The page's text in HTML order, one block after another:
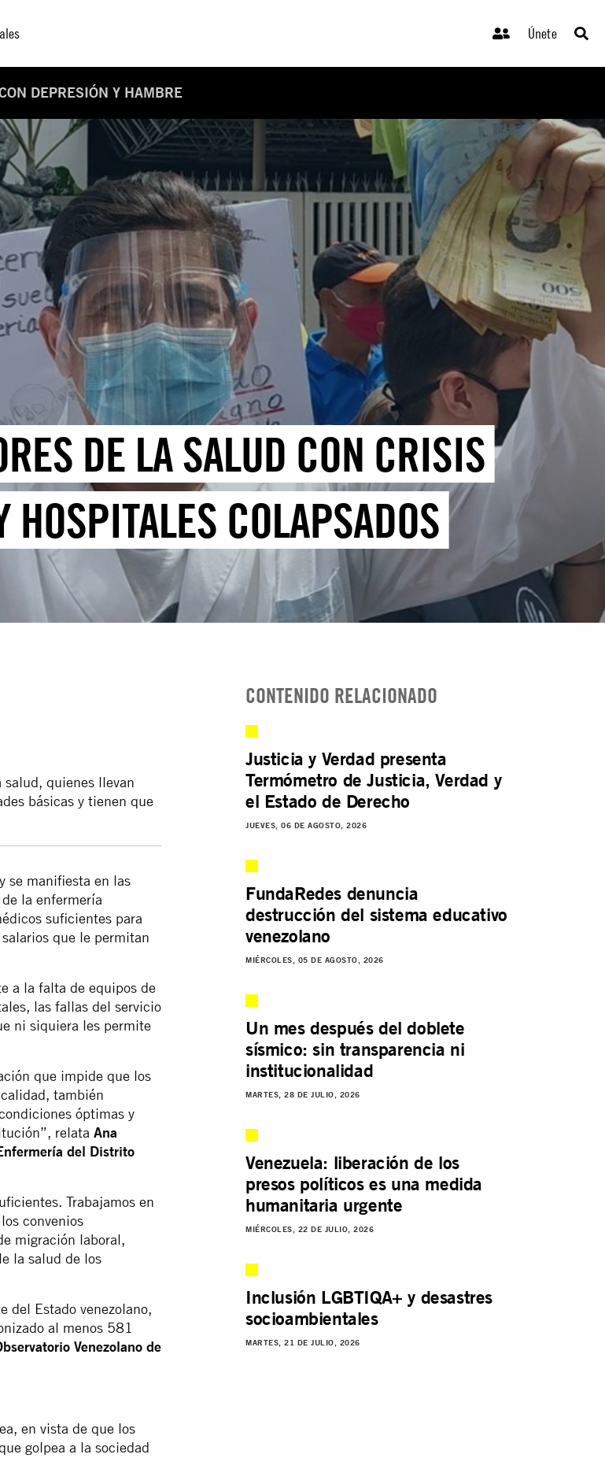
Únete
DEPRESIÓN Y HAMBRE
DE LA SALUD CON CRISIS
COLAPSADOS
salud, quienes llevan
básicas y tienen que
se manifiesta en las
la enfermería
suficientes para
que le permitan
a la falta de equipos de
las fallas del servicio
ni siquiera les permite
que impide que los
también
óptimas y
relata Ana
del Distrito
Trabajamos en
convenios
migración laboral,
la salud de los
del Estado venezolano,
al menos 581
Venezolano de
en vista de que los
golpea a la sociedad
CONTENIDO RELACIONADO
Justicia y Verdad presenta
Termómetro de Justicia, Verdad y
el Estado de Derecho
JUEVES, 06 DE AGOSTO, 2026
FundaRedes denuncia
destrucción del sistema educativo
venezolano
MIÉRCOLES, 05 DE AGOSTO, 2026
Un mes después del doblete
sísmico: sin transparencia ni
institucionalidad
MARTES, 28 DE JULIO, 2026
Venezuela: liberación de los
presos políticos es una medida
humanitaria urgente
MIÉRCOLES, 22 DE JULIO, 2026
Inclusión LGBTIQA+ y desastres
socioambientales
MARTES, 21 DE JULIO, 2026